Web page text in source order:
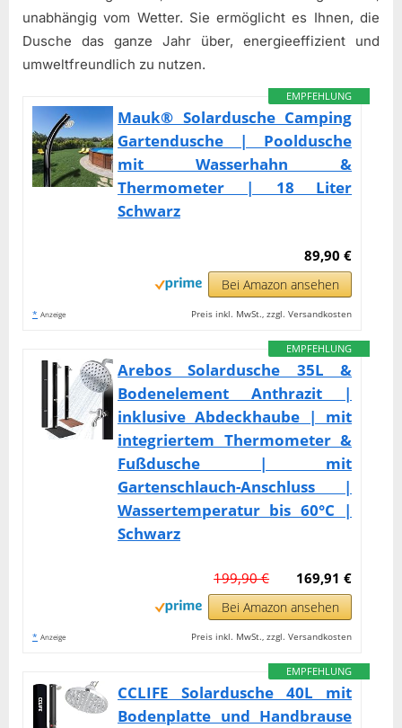
unabhängig vom Wetter. Sie ermöglicht es Ihnen, die
Dusche das ganze Jahr über, energieeffizient und
umweltfreundlich zu nutzen.
EMPFEHLUNG
Mauk® Solardusche Camping
Gartendusche | Pooldusche
mit Wasserhahn &
Thermometer | 18 Liter
Schwarz
89,90 €
Bei Amazon ansehen
* Anzeige Preis inkl. MwSt., zzgl. Versandkosten
EMPFEHLUNG
Arebos Solardusche 35L &
Bodenelement Anthrazit |
inklusive Abdeckhaube | mit
integriertem Thermometer &
Fußdusche | mit
Gartenschlauch-Anschluss |
Wassertemperatur bis 60°C |
Schwarz
169,91 €
199,90 €
Bei Amazon ansehen
* Anzeige Preis inkl. MwSt., zzgl. Versandkosten
EMPFEHLUNG
CCLIFE Solardusche 40L mit
Bodenplatte und Handbrause